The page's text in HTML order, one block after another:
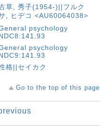
草, 秀子(1954-)||フルク
, ヒデコ <AU60064038>
psychology
psychology
格||セイカク
Go to the top of this page